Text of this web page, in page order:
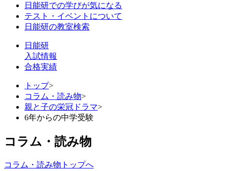
日能研での学びが気になる
テスト・イベントについて
日能研の教室検索
日能研
入試情報
合格実績
トップ>
コラム・読み物>
親と子の栄冠ドラマ>
6年からの中学受験
コラム・読み物
コラム・読み物トップへ